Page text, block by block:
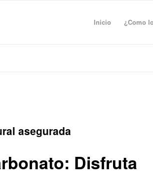
Inicio ¿Como
asegurada
Disfruta